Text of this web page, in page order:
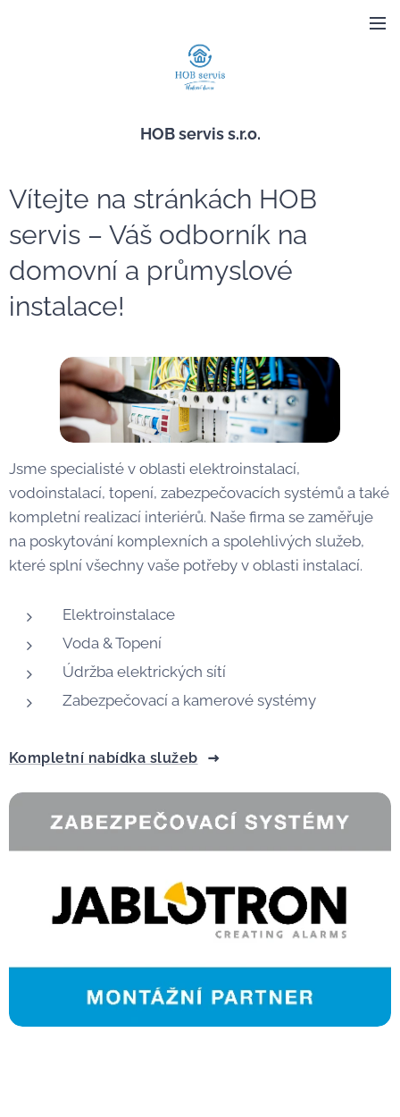
HOB servis s.r.o.
Vítejte na stránkách HOB
servis – Váš odborník na
domovní a průmyslové
instalace!
Jsme specialisté v oblasti elektroinstalací,
vodoinstalací, topení, zabezpečovacích systémů a také
kompletní realizací interiérů. Naše firma se zaměřuje
na poskytování komplexních a spolehlivých služeb,
které splní všechny vaše potřeby v oblasti instalací.
Elektroinstalace
Voda & Topení
Údržba elektrických sítí
Zabezpečovací a kamerové systémy
Kompletní nabídka služeb